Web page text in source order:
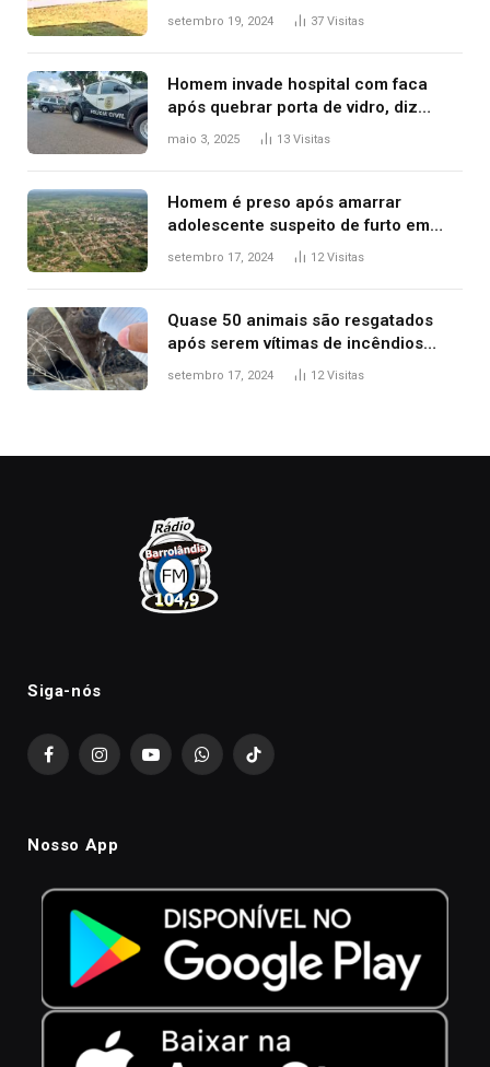
durante confusão no trânsito
setembro 19, 2024 37 Visitas
Homem invade hospital com faca
após quebrar porta de vidro, diz
polícia
maio 3, 2025 13 Visitas
Homem é preso após amarrar
adolescente suspeito de furto em
estaca de cerca e agredi-lo
setembro 17, 2024 12Visitas
Quase 50 animais são resgatados
após serem vítimas de incêndios
florestais no Tocantins
setembro 17, 2024 12Visitas
Siga-nós
FacebookInstagramYouTubeWhatsAppTikTok
Nosso App